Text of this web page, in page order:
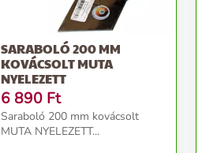
SARABOLÓ 200 MM
KOVÁCSOLT MUTA
NYELEZETT
6 890 Ft
Saraboló 200 mm kovácsolt
MUTA NYELEZETT...